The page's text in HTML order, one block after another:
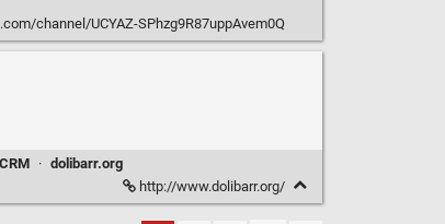
channel/UCYAZ-SPhzg9R87uppAvem0Q
CRM · dolibarr.org
http://www.dolibarr.org/